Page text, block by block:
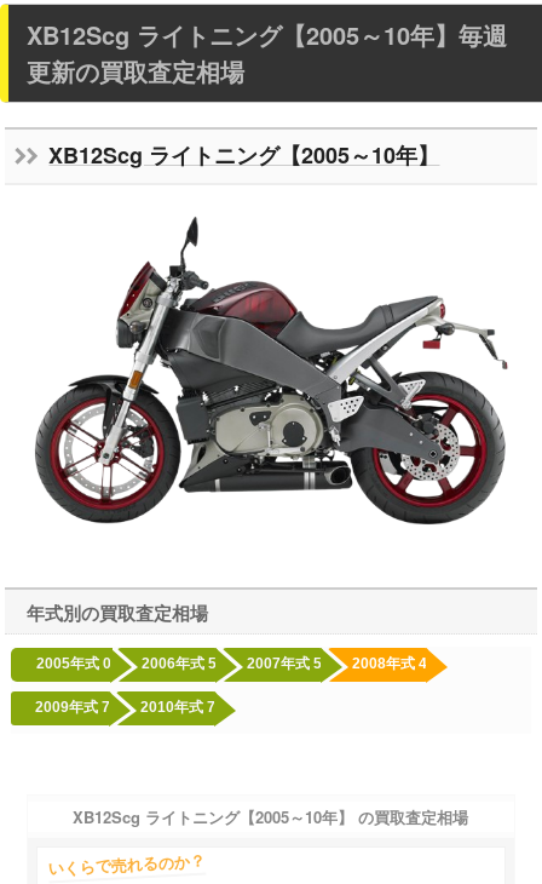
XB12Scg ライトニング【2005～10年】毎週
更新の買取査定相場
XB12Scg ライトニング【2005～10年】
年式別の買取査定相場
2005年式 0 2006年式 5 2007年式 5 2008年式 4
2009年式 7 2010年式 7
XB12Scg ライトニング【2005～10年】 の買取査定相場
いくらで売れるのか？